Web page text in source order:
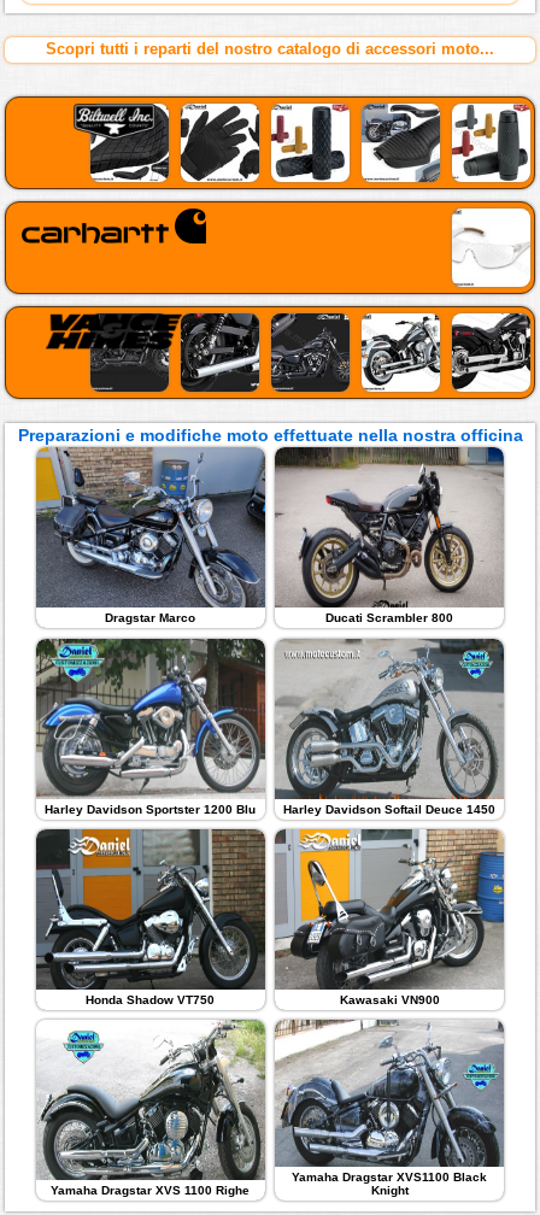
Scopri tutti i reparti del nostro catalogo di accessori moto...
Preparazioni e modifiche moto effettuate nella nostra officina
Dragstar Marco Ducati Scrambler 800
Harley Davidson Sportster 1200 Blu Harley Davidson Softail Deuce 1450
Honda Shadow VT750 Kawasaki VN900
Yamaha Dragstar XVS 1100 Righe
Yamaha Dragstar XVS1100 Black
Knight